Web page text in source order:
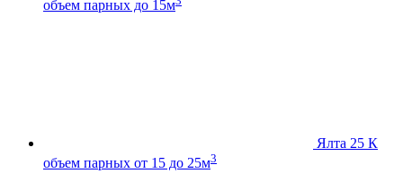
объем парных до 15м
Ялта 25 К
объем парных от 15 до 25м3